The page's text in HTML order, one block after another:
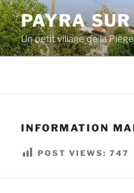
Aller
au
contenu
principal
PAYRA
Un petit village de la Piège
INFORMATION
POST VIEWS: 747